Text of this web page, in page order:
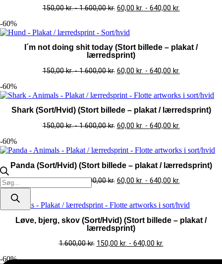
Products
search
150,00kr.-1.600,00kr. 60,00 kr. - 640,00 kr.
-60%
I´m not doing shit today (Stort billede – plakat /
lærredsprint)
150,00kr.-1.600,00kr. 60,00 kr. - 640,00 kr.
-60%
Shark (Sort/Hvid) (Stort billede – plakat / lærredsprint)
150,00kr.-1.600,00kr. 60,00 kr. - 640,00 kr.
-60%
Panda (Sort/Hvid) (Stort billede – plakat / lærredsprint)
150,00kr.-1.600,00kr. 60,00 kr. - 640,00 kr.
-60%
Løve, bjerg, skov (Sort/Hvid) (Stort billede – plakat /
lærredsprint)
1.600,00kr. 150,00 kr. - 640,00 kr.
-60%